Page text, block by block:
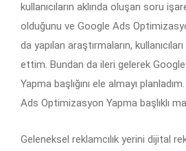
kullanıcıların aklında oluşan soru
olduğunu ve Google Ads
da yapılan araştırmaların,
ettim. Bundan da ileri gelerek
Yapma başlığını ele almayı
Ads Optimizasyon Yapma başlıklı
Geleneksel reklamcılık yerini dijital